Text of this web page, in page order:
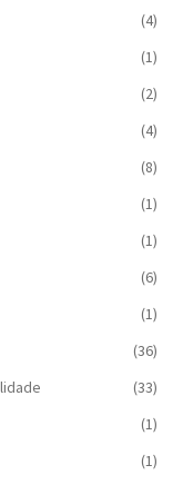
(4)
(1)
(2)
(4)
(8)
(1)
(1)
(6)
(1)
(36)
(33)
(1)
(1)